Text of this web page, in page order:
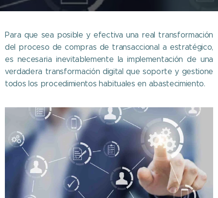
Para que sea posible y efectiva una real transformación
del proceso de compras de transaccional a estratégico,
es necesaria inevitablemente la implementación de una
verdadera transformación digital que soporte y gestione
todos los procedimientos habituales en abastecimiento.